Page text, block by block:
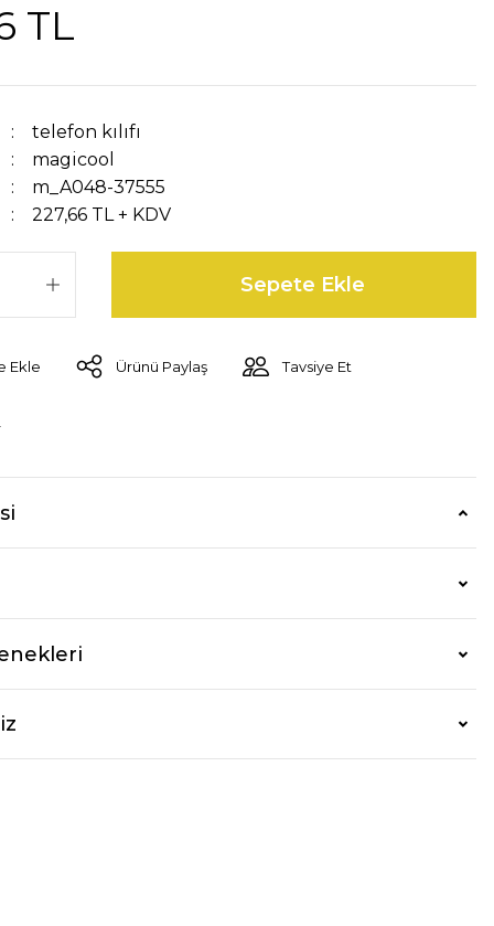
TL
telefon kılıfı
magicool
m_A048-37555
227,66 TL + KDV
Sepete Ekle
Ürünü Paylaş Tavsiye Et